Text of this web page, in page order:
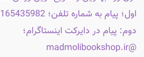
اول؛ پیام به شماره تلفن؛ 09165435982
دوم: پیام در دایرکت اینستاگرام؛
@madmolibookshop.ir